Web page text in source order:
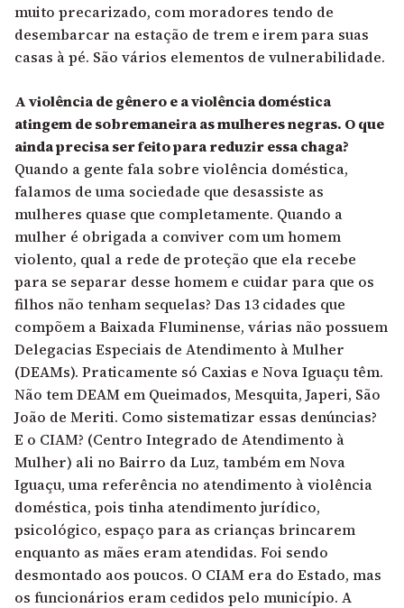
muito precarizado, com moradores tendo de
desembarcar na estação de trem e irem para suas
casas à pé. São vários elementos de vulnerabilidade.
A violência de gênero e a violência doméstica
atingem de sobremaneira as mulheres negras. O que
ainda precisa ser feito para reduzir essa chaga?
Quando a gente fala sobre violência doméstica,
falamos de uma sociedade que desassiste as
mulheres quase que completamente. Quando a
mulher é obrigada a conviver com um homem
violento, qual a rede de proteção que ela recebe
para se separar desse homem e cuidar para que os
filhos não tenham sequelas? Das 13 cidades que
compõem a Baixada Fluminense, várias não possuem
Delegacias Especiais de Atendimento à Mulher
(DEAMs). Praticamente só Caxias e Nova Iguaçu têm.
Não tem DEAM em Queimados, Mesquita, Japeri, São
João de Meriti. Como sistematizar essas denúncias?
E o CIAM? (Centro Integrado de Atendimento à
Mulher) ali no Bairro da Luz, também em Nova
Iguaçu, uma referência no atendimento à violência
doméstica, pois tinha atendimento jurídico,
psicológico, espaço para as crianças brincarem
enquanto as mães eram atendidas. Foi sendo
desmontado aos poucos. O CIAM era do Estado, mas
os funcionários eram cedidos pelo município. A